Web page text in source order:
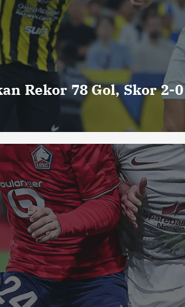
Rekor 78 Gol, Skor 2-0